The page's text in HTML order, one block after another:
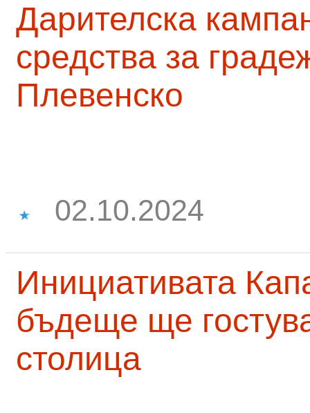
Дарителска
средства за
Плевенско
02.10.2024
Инициативата
бъдеще ще
столица